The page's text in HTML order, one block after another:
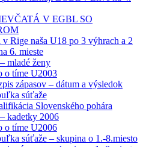
V EGBL SO
Rige naša U18 po 3 výhrach a 2
6. mieste
mladé ženy
o tíme U2003
zápasov – dátum a výsledok
súťaže
Slovenského pohára
kadetky 2006
o tíme U2006
súťaže – skupina o 1.-8.miesto